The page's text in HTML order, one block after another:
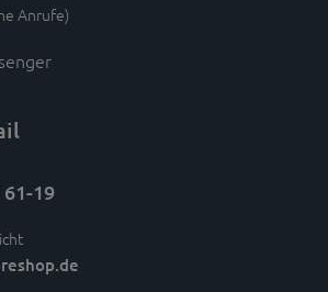
Anrufe)
61-19